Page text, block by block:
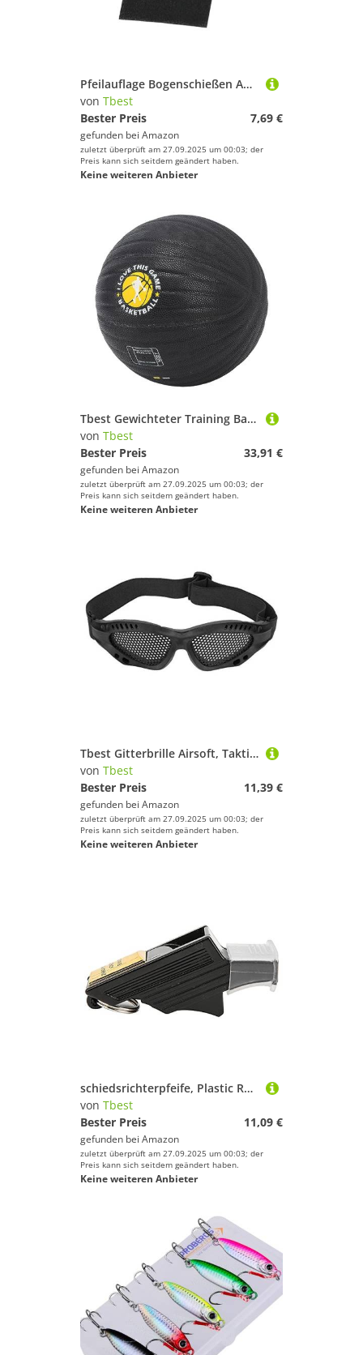
Pfeilauflage Bogenschießen Aufkleber Anti-Rutsch-Aufkleber-Set, 2set / 4pcs Bogenschießen Rest Compoundbogen Schießen Jagd Zubehör für QAD HDX Drop Weg Rest
von Tbest
Bester Preis
7,69 €
gefunden bei Amazon
zuletzt überprüft am 27.09.2025 um 00:03; der
Preis kann sich seitdem geändert haben.
Keine weiteren Anbieter
Tbest Gewichteter Training Basketball, Indoor Outdoor Heavy Trainer Basketball PU Rebound Well Größe 7 Schwerer Trainer Basketball für Männer Frauen (White)
von Tbest
Bester Preis
33,91 €
gefunden bei Amazon
zuletzt überprüft am 27.09.2025 um 00:03; der
Preis kann sich seitdem geändert haben.
Keine weiteren Anbieter
Tbest Gitterbrille Airsoft, Taktische Schutzbrille,53 Mm,Airsoft,Mesh,Schutzbrille,Verstellbar,Aus Metall,Augenschutz,Mit Verstellbarem Riemen,Ersatz Für Tactiq
von Tbest
Bester Preis
11,39 €
gefunden bei Amazon
zuletzt überprüft am 27.09.2025 um 00:03; der
Preis kann sich seitdem geändert haben.
Keine weiteren Anbieter
schiedsrichterpfeife, Plastic Referee Whistle Valk-Ee-N,Black,Schiedsrichter Pfeife,Grip,Professional Schiedsrichterpfeife,Referee Professional Whistle,Dolphin F Whistle Basketball Sports Refere
von Tbest
Bester Preis
11,09 €
gefunden bei Amazon
zuletzt überprüft am 27.09.2025 um 00:03; der
Preis kann sich seitdem geändert haben.
Keine weiteren Anbieter